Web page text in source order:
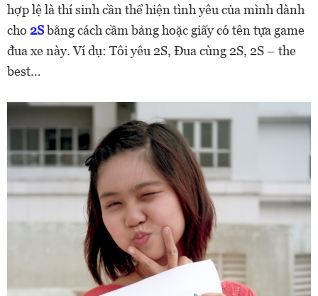
hợp lệ là thí sinh cần thể hiện tình yêu của mình dành
cho 2Sbằng cách cầm bảng hoặc giấy có tên tựa game
đua xe này. Ví dụ: Tôi yêu 2S, Đua cùng 2S, 2S – the
best…